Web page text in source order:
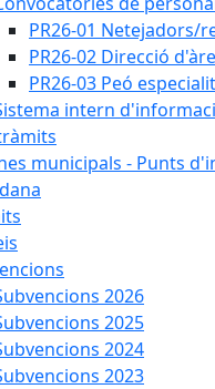
PR26-01 Netejadors/
PR26-02 Direcció
PR26-03 Peó
intern
municipals - Punts
2026
2025
2024
2023